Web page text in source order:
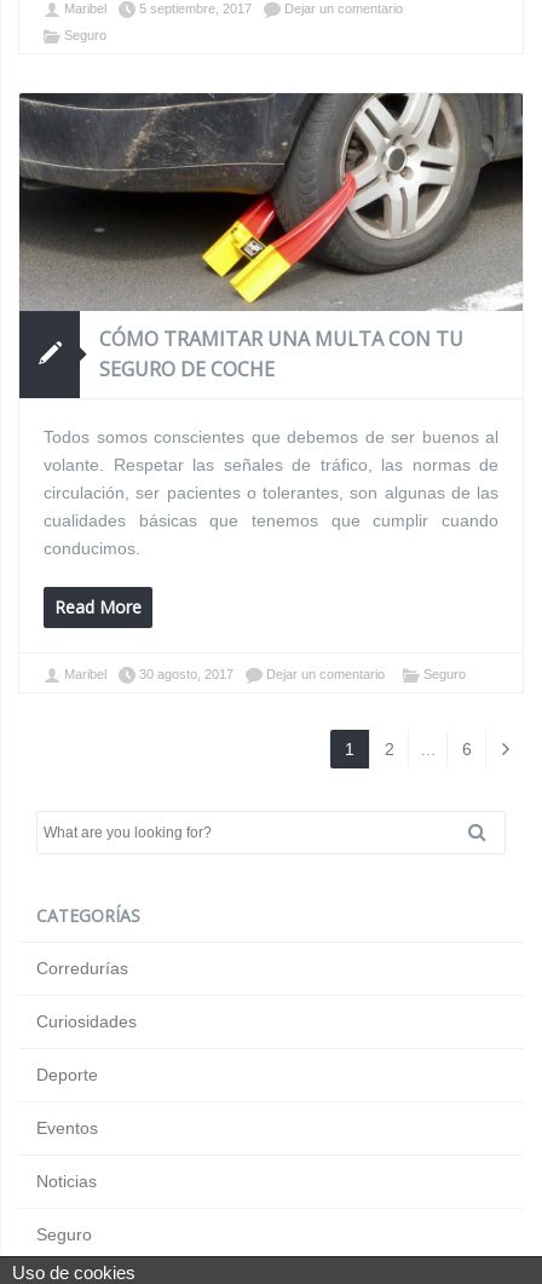
Maribel 5 septiembre, 2017
Dejar un comentario
Seguro
CÓMO TRAMITAR UNA MULTA CON TU
SEGURO DE COCHE
Todos somos conscientes que debemos de ser buenos al
volante. Respetar las señales de tráfico, las normas de
circulación, ser pacientes o tolerantes, son algunas de las
cualidades básicas que tenemos que cumplir cuando
conducimos.
Read More
Maribel 30 agosto, 2017 Dejar un comentario Seguro
1 2 … 6
CATEGORÍAS
Corredurías
Curiosidades
Deporte
Eventos
Noticias
Seguro
Uso de cookies